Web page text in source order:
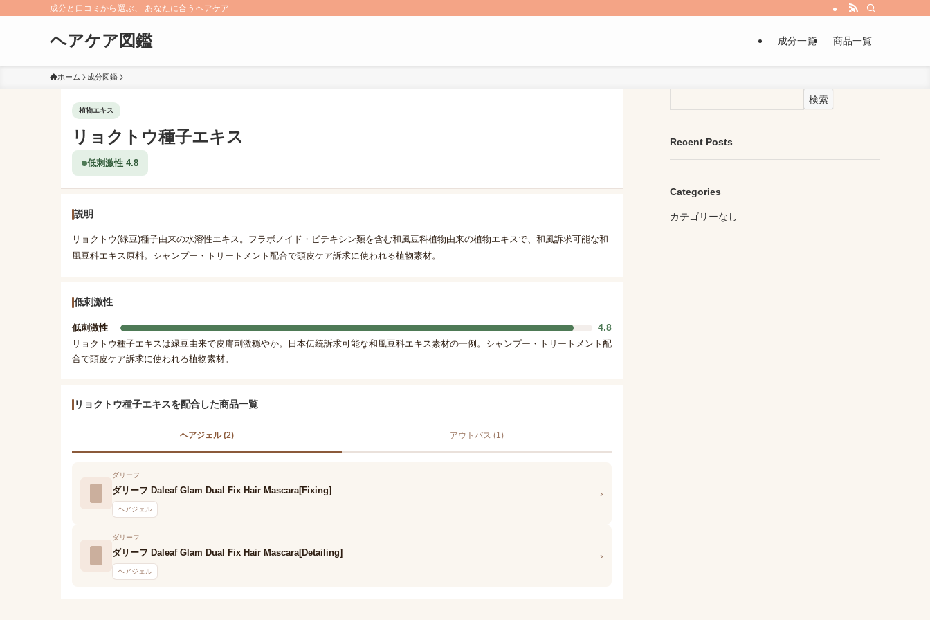
成分と口コミから選ぶ、 あなたに合うヘアケア
ヘアケア図鑑 成分一覧 商品一覧
ホーム 成分図鑑
植物エキス
リョクトウ種子エキス
低刺激性 4.8
説明
リョクトウ(緑豆)種子由来の水溶性エキス。フラボノイド・ビテキシン類を含む和風豆科植物由来の植物エキスで、和風訴求可能な和
風豆科エキス原料。シャンプー・トリートメント配合で頭皮ケア訴求に使われる植物素材。
低刺激性
低刺激性 4.8
リョクトウ種子エキスは緑豆由来で皮膚刺激穏やか。日本伝統訴求可能な和風豆科エキス素材の一例。シャンプー・トリートメント配
合で頭皮ケア訴求に使われる植物素材。
リョクトウ種子エキスを配合した商品一覧
ヘアジェル (2) アウトバス (1)
ダリーフ
ダリーフ Daleaf Glam Dual Fix Hair Mascara[Fixing]
ヘアジェル
›
ダリーフ
ダリーフ Daleaf Glam Dual Fix Hair Mascara[Detailing]
ヘアジェル
›
検索
Recent Posts
Categories
カテゴリーなし